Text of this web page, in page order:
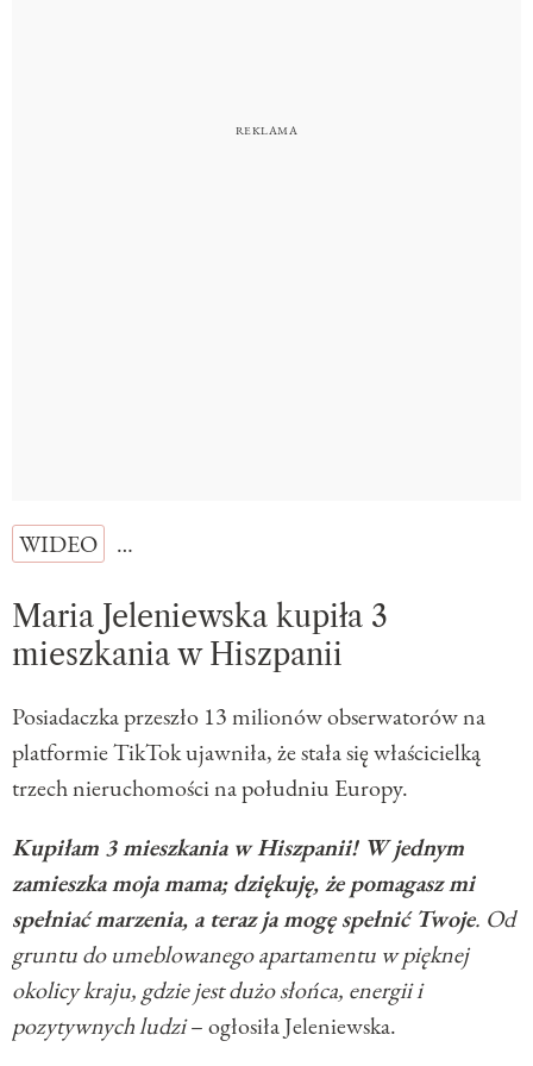
WIDEO …
Maria Jeleniewska kupiła 3
mieszkania w Hiszpanii
Posiadaczka przeszło 13 milionów obserwatorów na
platformie TikTok ujawniła, że stała się właścicielką
trzech nieruchomości na południu Europy.
Kupiłam 3 mieszkania w Hiszpanii! W jednym
zamieszka moja mama; dziękuję, że pomagasz mi
spełniać marzenia, a teraz ja mogę spełnić Twoje. Od
gruntu do umeblowanego apartamentu w pięknej
okolicy kraju, gdzie jest dużo słońca, energii i
pozytywnych ludzi– ogłosiła Jeleniewska.